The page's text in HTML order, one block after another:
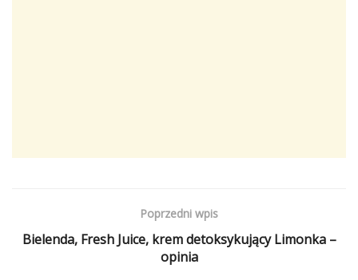
Poprzedni wpis
Bielenda, Fresh Juice, krem detoksykujący Limonka –
opinia